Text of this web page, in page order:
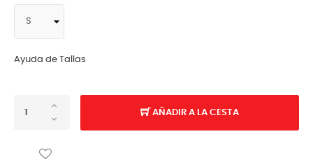
Ayuda de Tallas
AÑADIR A LA CESTA